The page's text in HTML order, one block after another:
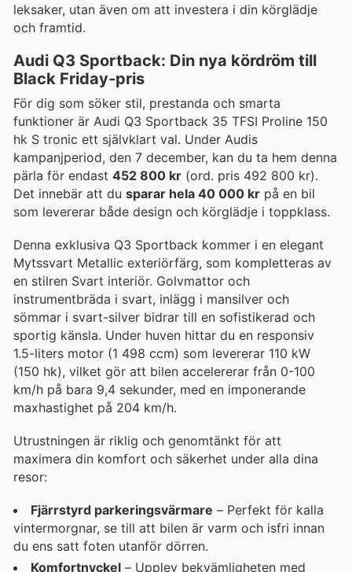
leksaker, utan även om att investera i din körglädje
och framtid.
Audi Q3 Sportback: Din nya kördröm till
Black Friday-pris
För dig som söker stil, prestanda och smarta
funktioner är Audi Q3 Sportback 35 TFSI Proline 150
hk S tronic ett självklart val. Under Audis
kampanjperiod, den 7 december, kan du ta hem denna
pärla för endast 452 800 kr (ord. pris 492 800 kr).
Det innebär att du sparar hela 40 000 kr på en bil
som levererar både design och körglädje i toppklass.
Denna exklusiva Q3 Sportback kommer i en elegant
Mytssvart Metallic exteriörfärg, som kompletteras av
en stilren Svart interiör. Golvmattor och
instrumentbräda i svart, inlägg i mansilver och
sömmar i svart-silver bidrar till en sofistikerad och
sportig känsla. Under huven hittar du en responsiv
1.5-liters motor (1 498 ccm) som levererar 110 kW
(150 hk), vilket gör att bilen accelererar från 0-100
km/h på bara 9,4 sekunder, med en imponerande
maxhastighet på 204 km/h.
Utrustningen är riklig och genomtänkt för att
maximera din komfort och säkerhet under alla dina
resor:
Fjärrstyrd parkeringsvärmare – Perfekt för kalla
vintermorgnar, se till att bilen är varm och isfri innan
du ens satt foten utanför dörren.
Komfortnyckel – Upplev bekvämligheten med